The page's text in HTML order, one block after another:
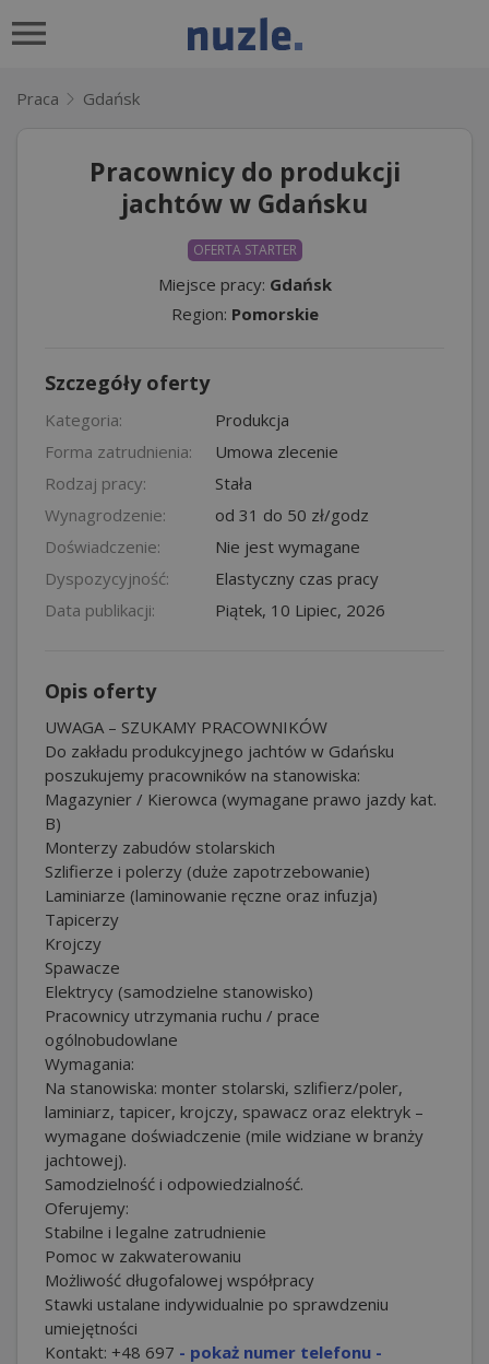
Praca Gdańsk
Pracownicy do produkcji
jachtów w Gdańsku
OFERTA STARTER
Miejsce pracy: Gdańsk
Region: Pomorskie
Szczegóły oferty
Kategoria:
Produkcja
Forma zatrudnienia:
Umowa zlecenie
Rodzaj pracy:
Stała
Wynagrodzenie:
od 31 do 50 zł/godz
Doświadczenie:
Nie jest wymagane
Dyspozycyjność:
Elastyczny czas pracy
Data publikacji:
Piątek, 10 Lipiec, 2026
Opis oferty
UWAGA – SZUKAMY PRACOWNIKÓW
Do zakładu produkcyjnego jachtów w Gdańsku
poszukujemy pracowników na stanowiska:
Magazynier / Kierowca (wymagane prawo jazdy kat.
B)
Monterzy zabudów stolarskich
Szlifierze i polerzy (duże zapotrzebowanie)
Laminiarze (laminowanie ręczne oraz infuzja)
Tapicerzy
Krojczy
Spawacze
Elektrycy (samodzielne stanowisko)
Pracownicy utrzymania ruchu / prace
ogólnobudowlane
Wymagania:
Na stanowiska: monter stolarski, szlifierz/poler,
laminiarz, tapicer, krojczy, spawacz oraz elektryk –
wymagane doświadczenie (mile widziane w branży
jachtowej).
Samodzielność i odpowiedzialność.
Oferujemy:
Stabilne i legalne zatrudnienie
Pomoc w zakwaterowaniu
Możliwość długofalowej współpracy
Stawki ustalane indywidualnie po sprawdzeniu
umiejętności
Kontakt: +48 697 - pokaż numer telefonu -